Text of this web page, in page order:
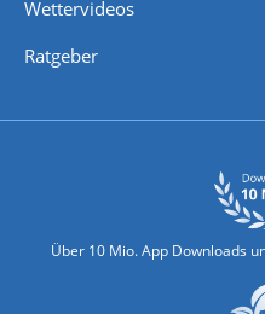
Wettervideos
Ratgeber
Über 10 Mio. App Downloads